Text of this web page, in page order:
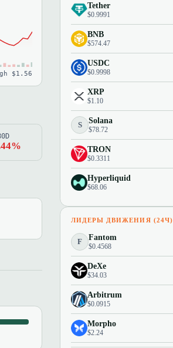
$1.56
Tether
$0.9991
BNB
$574.47
USDC
$0.9998
XRP
$1.10
S Solana
$78.72
TRON
$0.3311
Hyperliquid
$68.06
ЛИДЕРЫ ДВИЖЕНИЯ (24Ч)
F Fantom
$0.4568
DeXe
$34.03
Arbitrum
$0.0915
Morpho
$2.24